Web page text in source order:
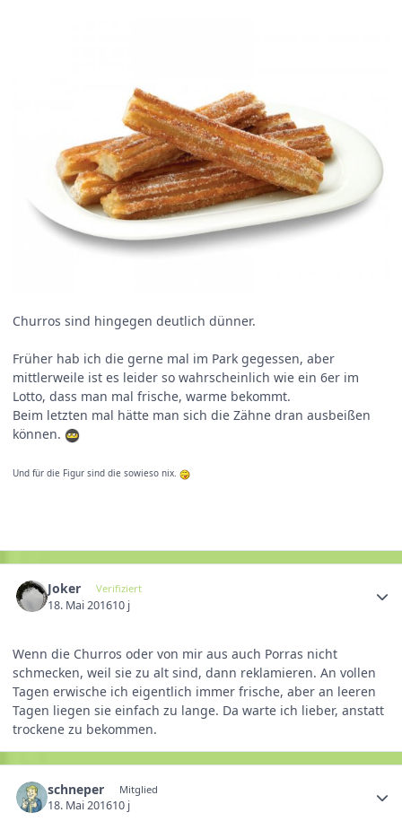
Churros sind hingegen deutlich dünner.
Früher hab ich die gerne mal im Park gegessen, aber
mittlerweile ist es leider so wahrscheinlich wie ein 6er im
Lotto, dass man mal frische, warme bekommt.
Beim letzten mal hätte man sich die Zähne dran ausbeißen
können.
Und für die Figur sind die sowieso nix.
Joker Verifiziert
18. Mai 201610 j
Wenn die Churros oder von mir aus auch Porras nicht
schmecken, weil sie zu alt sind, dann reklamieren. An vollen
Tagen erwische ich eigentlich immer frische, aber an leeren
Tagen liegen sie einfach zu lange. Da warte ich lieber, anstatt
trockene zu bekommen.
schneper Mitglied
18. Mai 201610 j